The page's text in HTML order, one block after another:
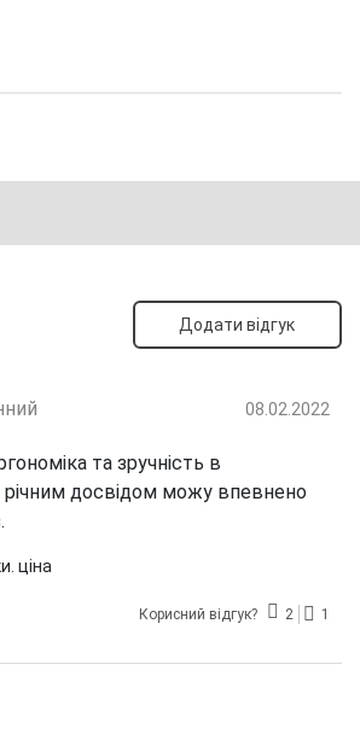
Додати відгук
08.02.2022
та зручність в
річним досвідом можу впевнено
ціна
Корисний відгук? 2 1